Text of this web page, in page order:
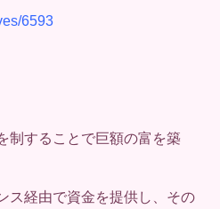
6593
制することで巨額の富を築
ス経由で資金を提供し、その